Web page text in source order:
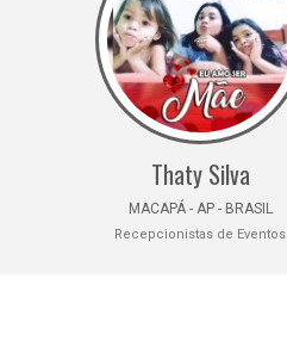
Thaty Silva
MACAPÁ - AP - BRASIL
Recepcionistas de Eventos